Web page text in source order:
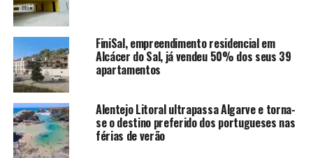
FiniSal, empreendimento residencial em
Alcácer do Sal, já vendeu 50% dos seus 39
apartamentos
Alentejo Litoral ultrapassa Algarve e torna-
se o destino preferido dos portugueses nas
férias de verão